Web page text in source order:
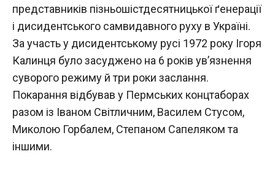
представників пізньошістдесятницької ґенерації
і дисидентського самвидавного руху в Україні.
За участь у дисидентському русі 1972 року Ігоря
Калинця було засуджено на 6 років ув’язнення
суворого режиму й три роки заслання.
Покарання відбував у Пермських концтаборах
разом із Іваном Світличним, Василем Стусом,
Миколою Горбалем, Степаном Сапеляком та
іншими.